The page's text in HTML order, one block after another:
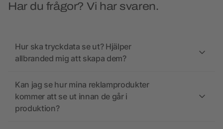
Har du frågor? Vi har svaren.
Hur ska tryckdata se ut? Hjälper
allbranded mig att skapa dem?
Kan jag se hur mina reklamprodukter
kommer att se ut innan de går i
produktion?